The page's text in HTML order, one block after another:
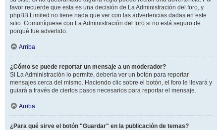
favor recuerde que esta es una decisión de La Administración del foro, y
phpBB Limited no tiene nada que ver con las advertencias dadas en este
sitio. Comuníquese con La Administración del foro si no está seguro de
porqué fue advertido.
Arriba
¿Cómo se puede reportar un mensaje a un moderador?
Si La Administración lo permite, debería ver un botón para reportar
mensajes cerca del mismo. Haciendo clic sobre el botón, el foro le llevará y
guiará a través de ciertos pasos necesarios para reportar el mensaje.
Arriba
¿Para qué sirve el botón "Guardar" en la publicación de temas?